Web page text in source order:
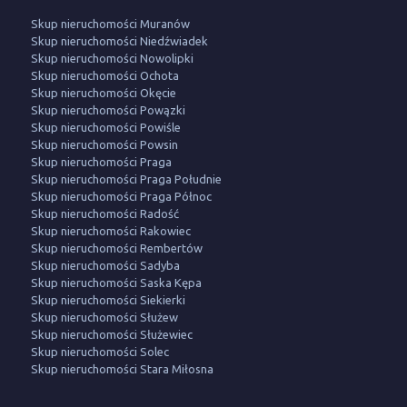
Skup nieruchomości Muranów
Skup nieruchomości Niedźwiadek
Skup nieruchomości Nowolipki
Skup nieruchomości Ochota
Skup nieruchomości Okęcie
Skup nieruchomości Powązki
Skup nieruchomości Powiśle
Skup nieruchomości Powsin
Skup nieruchomości Praga
Skup nieruchomości Praga Południe
Skup nieruchomości Praga Północ
Skup nieruchomości Radość
Skup nieruchomości Rakowiec
Skup nieruchomości Rembertów
Skup nieruchomości Sadyba
Skup nieruchomości Saska Kępa
Skup nieruchomości Siekierki
Skup nieruchomości Służew
Skup nieruchomości Służewiec
Skup nieruchomości Solec
Skup nieruchomości Stara Miłosna